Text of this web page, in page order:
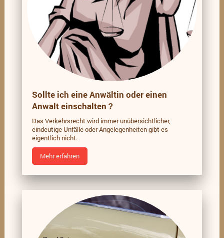
Sollte ich eine Anwältin oder einen
Anwalt einschalten ?
Das Verkehrsrecht wird immer unübersichtlicher,
eindeutige Unfälle oder Angelegenheiten gibt es
eigentlich nicht.
Mehr erfahren